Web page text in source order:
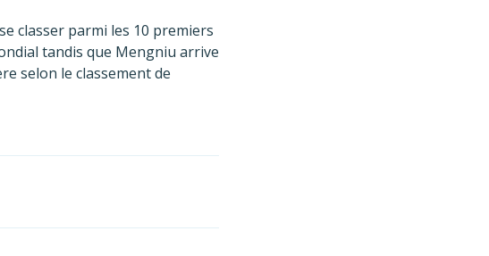
classer parmi les 10 premiers
tandis que Mengniu arrive
selon le classement de